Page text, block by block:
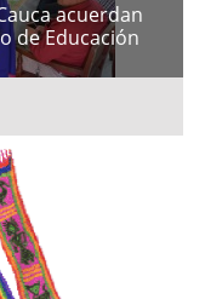
acuerdan
de Educación